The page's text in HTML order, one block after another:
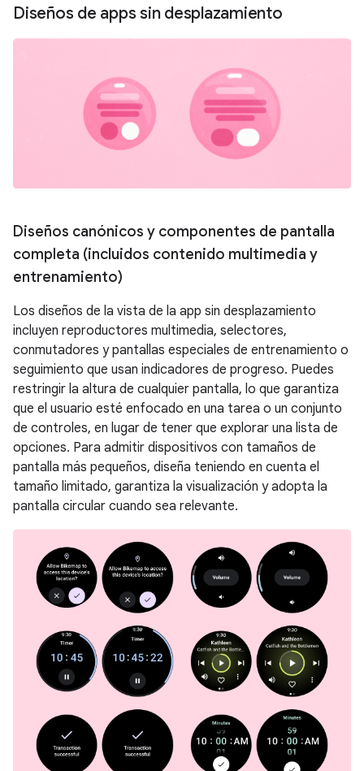
Diseños de apps sin desplazamiento
Diseños canónicos y componentes de pantalla
completa (incluidos contenido multimedia y
entrenamiento)
Los diseños de la vista de la app sin desplazamiento
incluyen reproductores multimedia, selectores,
conmutadores y pantallas especiales de entrenamiento o
seguimiento que usan indicadores de progreso. Puedes
restringir la altura de cualquier pantalla, lo que garantiza
que el usuario esté enfocado en una tarea o un conjunto
de controles, en lugar de tener que explorar una lista de
opciones. Para admitir dispositivos con tamaños de
pantalla más pequeños, diseña teniendo en cuenta el
tamaño limitado, garantiza la visualización y adopta la
pantalla circular cuando sea relevante.